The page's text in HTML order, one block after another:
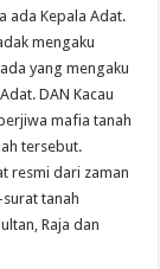
ada Kepala Adat.
mengaku
yang mengaku
DAN Kacau
mafia tanah
tersebut.
resmi dari zaman
tanah
Raja dan